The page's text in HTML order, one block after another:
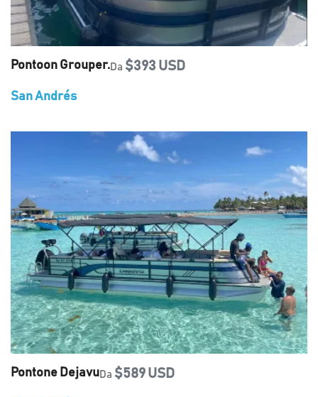
Pontoon Grouper.Da $393 USD
San Andrés
Pontone DejavuDa $589 USD